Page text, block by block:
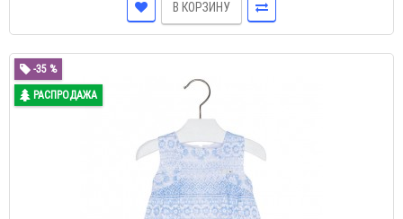
В КОРЗИНУ
-35 %
РАСПРОДАЖА